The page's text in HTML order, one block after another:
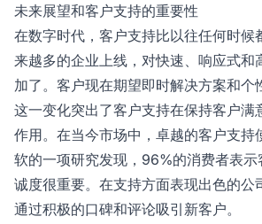
未来展望和客户支持的重要性
在数字时代，客户支持比以往任何时候
来越多的企业上线，对快速、响应式和
加了。客户现在期望即时解决方案和个
这一变化突出了客户支持在保持客户满
作用。在当今市场中，卓越的客户支持
软的一项研究发现，96%的消费者表示
诚度很重要。在支持方面表现出色的公
通过积极的口碑和评论吸引新客户。